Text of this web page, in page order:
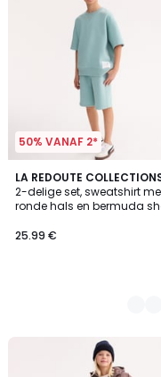
50% VANAF 2*
LA REDOUTE
2-delige set, sweatshirt
ronde hals en bermuda
25.99 €
2
Kleuren